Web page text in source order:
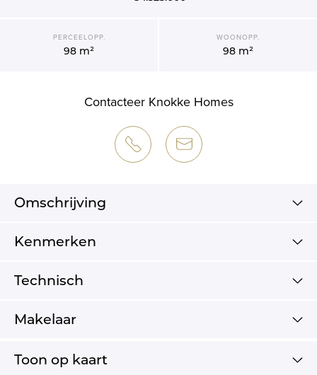
PERCEELOPP.
98 m²
WOONOPP.
98 m²
Contacteer Knokke Homes
Omschrijving
Kenmerken
Technisch
Makelaar
Toon op kaart